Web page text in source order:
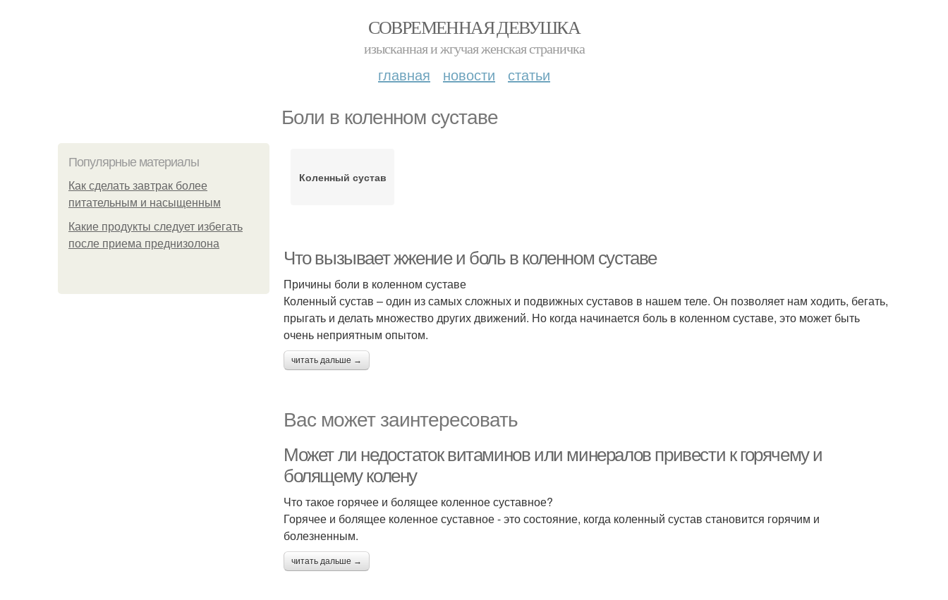
СОВРЕМЕННАЯ ДЕВУШКА
изысканная и жгучая женская страничка
главная новости статьи
Боли в коленном суставе
Популярные материалы
Как сделать завтрак более
питательным и насыщенным
Какие продукты следует избегать
после приема преднизолона
Коленный сустав
Что вызывает жжение и боль в коленном суставе
Причины боли в коленном суставе
Коленный сустав – один из самых сложных и подвижных суставов в нашем теле. Он позволяет нам ходить, бегать,
прыгать и делать множество других движений. Но когда начинается боль в коленном суставе, это может быть
очень неприятным опытом.
читать дальше →
Вас может заинтересовать
Может ли недостаток витаминов или минералов привести к горячему и
болящему колену
Что такое горячее и болящее коленное суставное?
Горячее и болящее коленное суставное - это состояние, когда коленный сустав становится горячим и
болезненным.
читать дальше →